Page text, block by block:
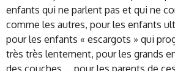
enfants qui ne parlent pas et qui ne
comme les autres, pour les enfants
pour les enfants « escargots » qui
très très lentement, pour les grands